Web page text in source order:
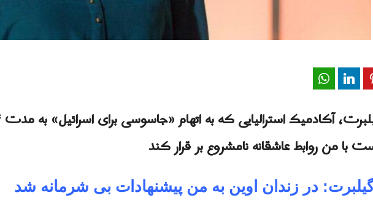
Pinterest
LinkedIn
آکادمیک استرالیایی که به‌ اتهام «جاسوسی برای اسرائیل» به مدت ۸۰۴ در ایران زندانی بود:
با من روابط عاشقانه نامشروع بر قرار کند
در زندان اوین به من پیشنهادات بی شرمانه شد